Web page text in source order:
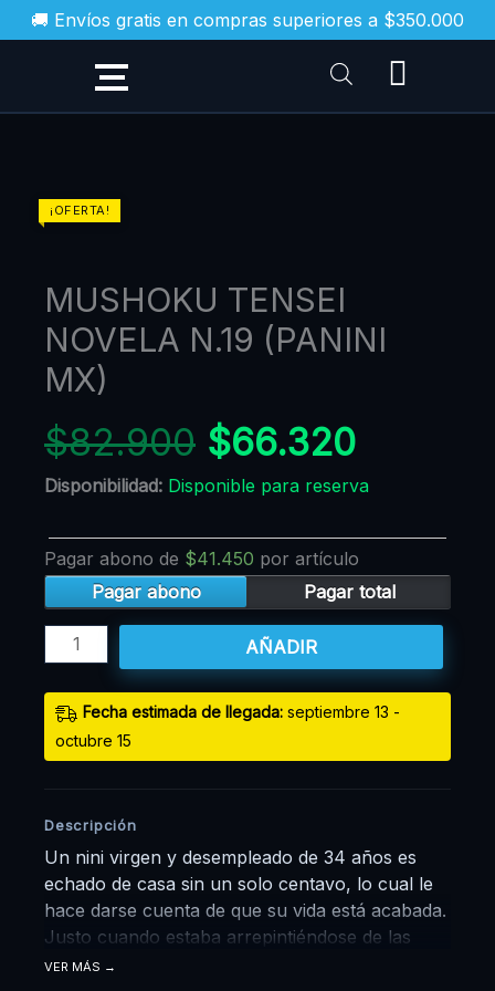
🚚 Envíos gratis en compras superiores a $350.000
al
¡OFERTA!
MUSHOKU TENSEI
NOVELA N.19 (PANINI
MX)
$82.900 $66.320
Disponibilidad: Disponible para reserva
Pagar abono de $41.450 por artículo
Pagar abono
Pagar total
MUSHOKU
TENSEI
N.19
(PANINI
MX)
cantidad
AÑADIR
Fecha estimada de llegada: septiembre 13 -
octubre 15
Descripción
Un nini virgen y desempleado de 34 años es
echado de casa sin un solo centavo, lo cual le
hace darse cuenta de que su vida está acabada.
Justo cuando estaba arrepintiéndose de las
decisiones tomadas hasta entonces, un camión
VER MÁS